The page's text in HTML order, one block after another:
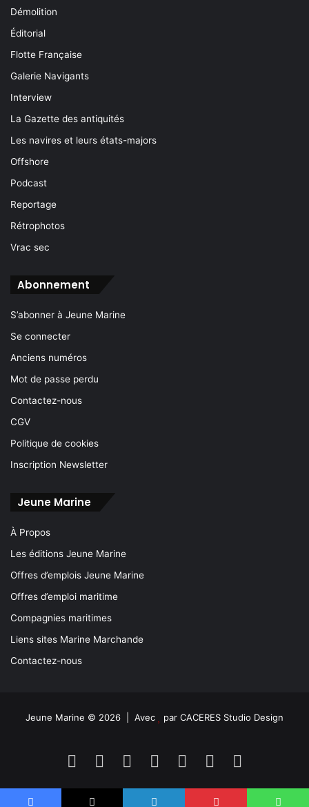
Démolition
Éditorial
Flotte Française
Galerie Navigants
Interview
La Gazette des antiquités
Les navires et leurs états-majors
Offshore
Podcast
Reportage
Rétrophotos
Vrac sec
Abonnement
S’abonner à Jeune Marine
Se connecter
Anciens numéros
Mot de passe perdu
Contactez-nous
CGV
Politique de cookies
Inscription Newsletter
Jeune Marine
À Propos
Les éditions Jeune Marine
Offres d’emplois Jeune Marine
Offres d’emploi maritime
Compagnies maritimes
Liens sites Marine Marchande
Contactez-nous
Jeune Marine © 2026 | Avec par CACERES Studio Design
FacebookLinkedinYouTubeInstagram
Spotify